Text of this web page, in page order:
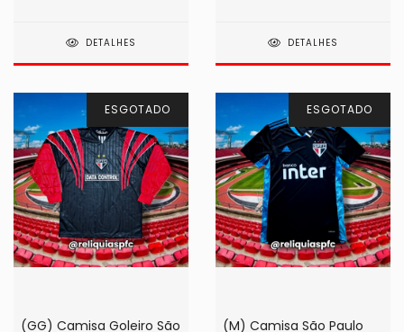
DETALHES DETALHES
ESGOTADO
(GG) Camisa Goleiro São
ESGOTADO
(M) Camisa São Paulo